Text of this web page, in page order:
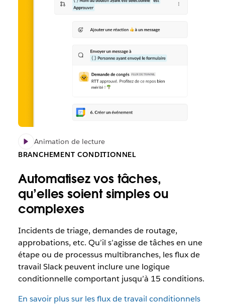
Animation de lecture
BRANCHEMENT CONDITIONNEL
Automatisez vos tâches,
qu’elles soient simples ou
complexes
Incidents de triage, demandes de routage,
approbations, etc. Qu’il s’agisse de tâches en une
étape ou de processus multibranches, les flux de
travail Slack peuvent inclure une logique
conditionnelle comportant jusqu’à 15 conditions.
En savoir plus sur les flux de travail conditionnels